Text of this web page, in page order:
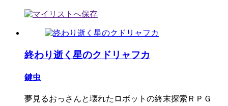
終わり逝く星のクドリャフカ
鍵虫
夢見るおっさんと壊れたロボットの終末探索ＲＰＧ